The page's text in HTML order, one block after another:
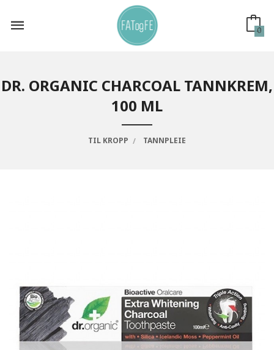
innholdet
0
DR. ORGANIC CHARCOAL TANNKREM,
100 ML
TIL KROPP TANNPLEIE